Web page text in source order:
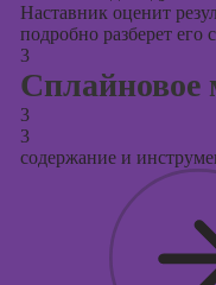
Наставник оценит
подробно разберет его
3
Сплайновое
3
3
содержание и